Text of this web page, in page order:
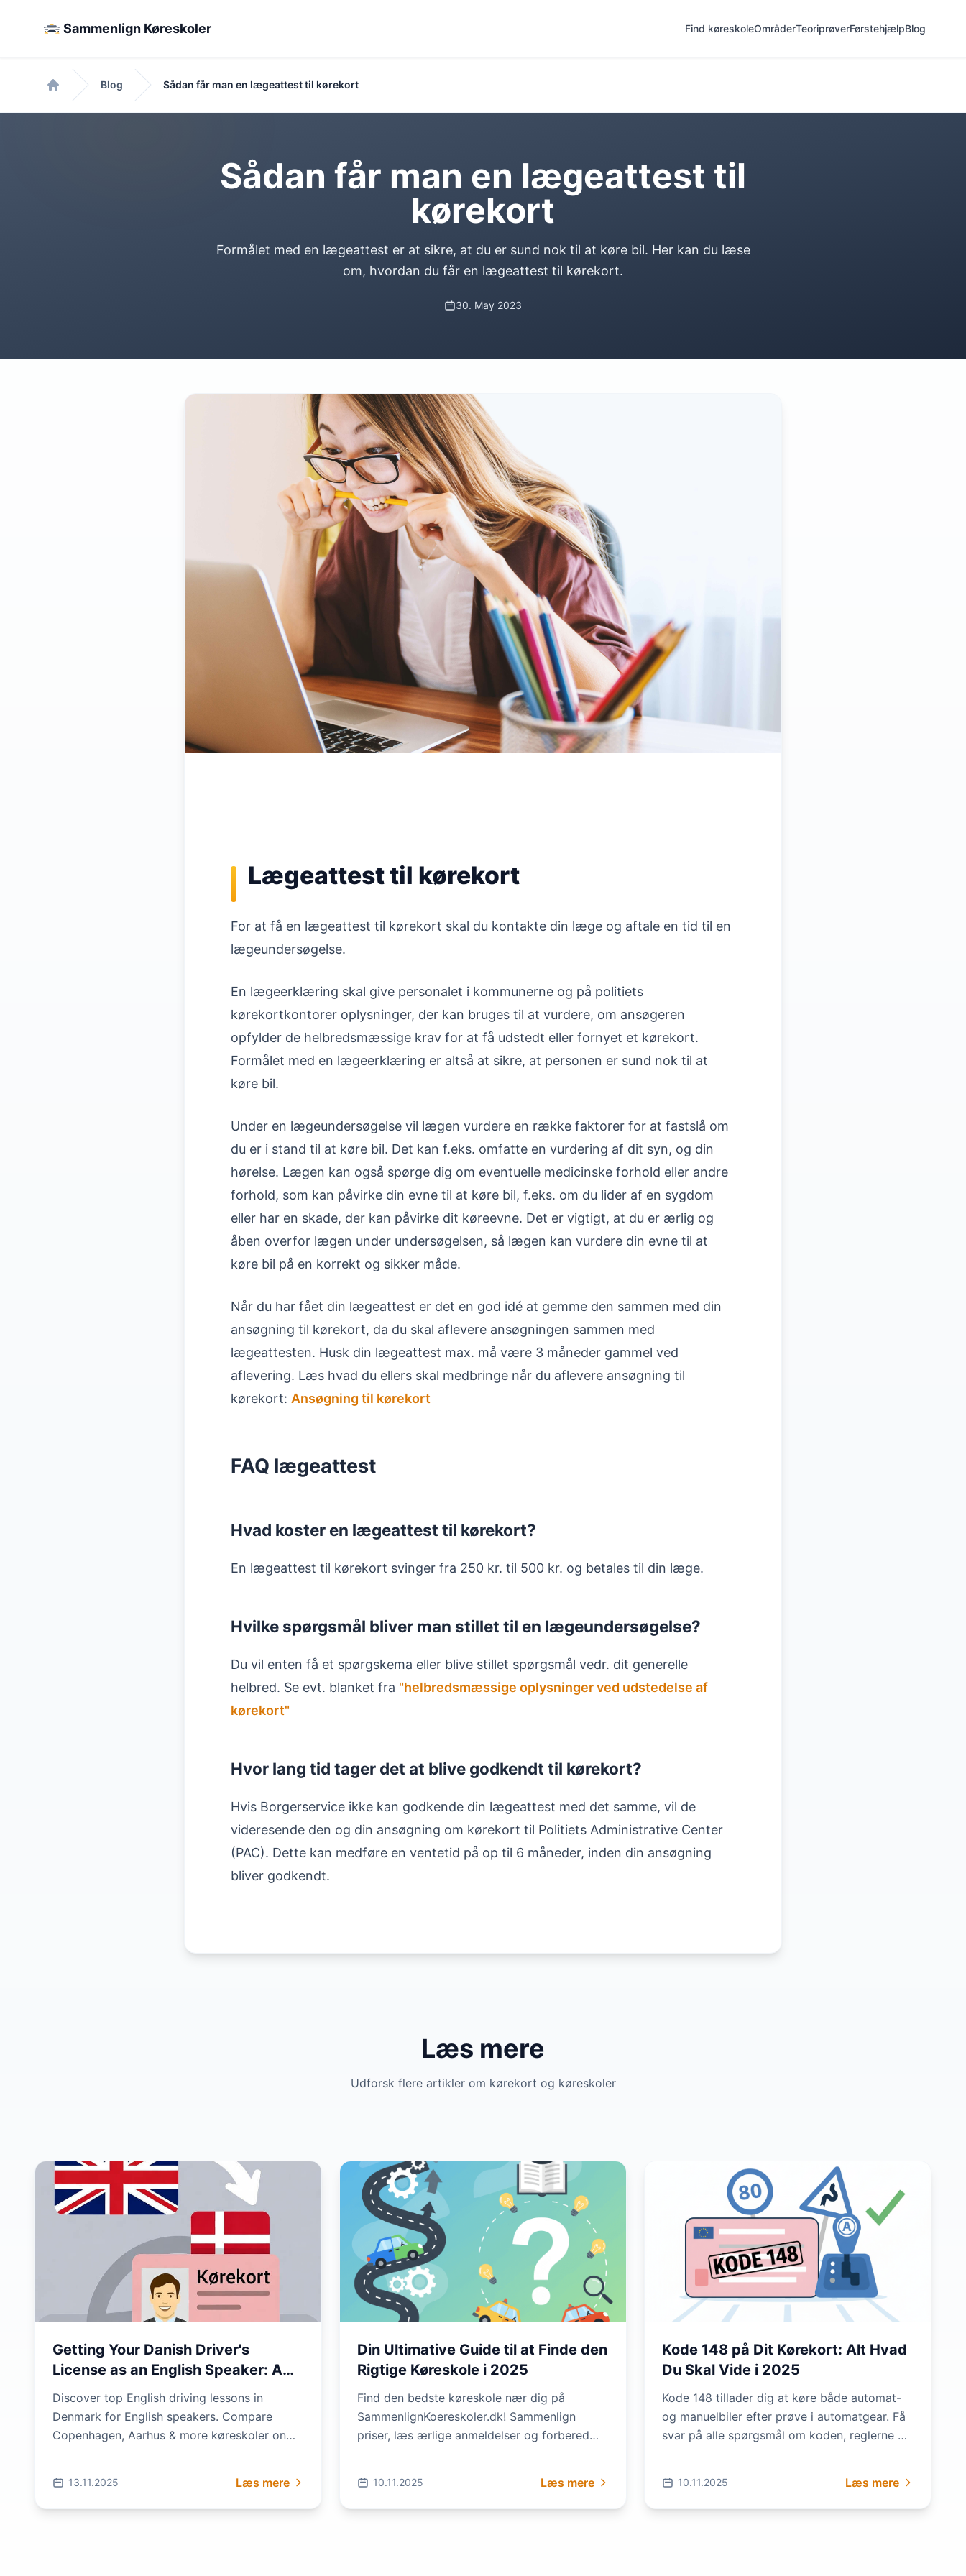
Sammenlign Køreskoler Find køreskoleOmråderTeoriprøverFørstehjælpBlog
Forside
Blog Sådan får man en lægeattest til kørekort
Sådan får man en lægeattest til
kørekort
Formålet med en lægeattest er at sikre, at du er sund nok til at køre bil. Her kan du læse
om, hvordan du får en lægeattest til kørekort.
30. May 2023
Lægeattest til kørekort
For at få en lægeattest til kørekort skal du kontakte din læge og aftale en tid til en
lægeundersøgelse.
En lægeerklæring skal give personalet i kommunerne og på politiets
kørekortkontorer oplysninger, der kan bruges til at vurdere, om ansøgeren
opfylder de helbredsmæssige krav for at få udstedt eller fornyet et kørekort.
Formålet med en lægeerklæring er altså at sikre, at personen er sund nok til at
køre bil.
Under en lægeundersøgelse vil lægen vurdere en række faktorer for at fastslå om
du er i stand til at køre bil. Det kan f.eks. omfatte en vurdering af dit syn, og din
hørelse. Lægen kan også spørge dig om eventuelle medicinske forhold eller andre
forhold, som kan påvirke din evne til at køre bil, f.eks. om du lider af en sygdom
eller har en skade, der kan påvirke dit køreevne. Det er vigtigt, at du er ærlig og
åben overfor lægen under undersøgelsen, så lægen kan vurdere din evne til at
køre bil på en korrekt og sikker måde.
Når du har fået din lægeattest er det en god idé at gemme den sammen med din
ansøgning til kørekort, da du skal aflevere ansøgningen sammen med
lægeattesten. Husk din lægeattest max. må være 3 måneder gammel ved
aflevering. Læs hvad du ellers skal medbringe når du aflevere ansøgning til
kørekort: Ansøgning til kørekort
FAQ lægeattest
Hvad koster en lægeattest til kørekort?
En lægeattest til kørekort svinger fra 250 kr. til 500 kr. og betales til din læge.
Hvilke spørgsmål bliver man stillet til en lægeundersøgelse?
Du vil enten få et spørgskema eller blive stillet spørgsmål vedr. dit generelle
helbred. Se evt. blanket fra "helbredsmæssige oplysninger ved udstedelse af
kørekort"
Hvor lang tid tager det at blive godkendt til kørekort?
Hvis Borgerservice ikke kan godkende din lægeattest med det samme, vil de
videresende den og din ansøgning om kørekort til Politiets Administrative Center
(PAC). Dette kan medføre en ventetid på op til 6 måneder, inden din ansøgning
bliver godkendt.
Læs mere
Udforsk flere artikler om kørekort og køreskoler
Getting Your Danish Driver's
License as an English Speaker: A
Step-by-Step Guide
Discover top English driving lessons in
Denmark for English speakers. Compare
Copenhagen, Aarhus & more køreskoler on
13.11.2025 Læs mere
Din Ultimative Guide til at Finde den
Rigtige Køreskole i 2025
Find den bedste køreskole nær dig på
SammenlignKoereskoler.dk! Sammenlign
priser, læs ærlige anmeldelser og forbered
10.11.2025 Læs mere
Kode 148 på Dit Kørekort: Alt Hvad
Du Skal Vide i 2025
Kode 148 tillader dig at køre både automat-
og manuelbiler efter prøve i automatgear. Få
svar på alle spørgsmål om koden, reglerne og
10.11.2025 Læs mere